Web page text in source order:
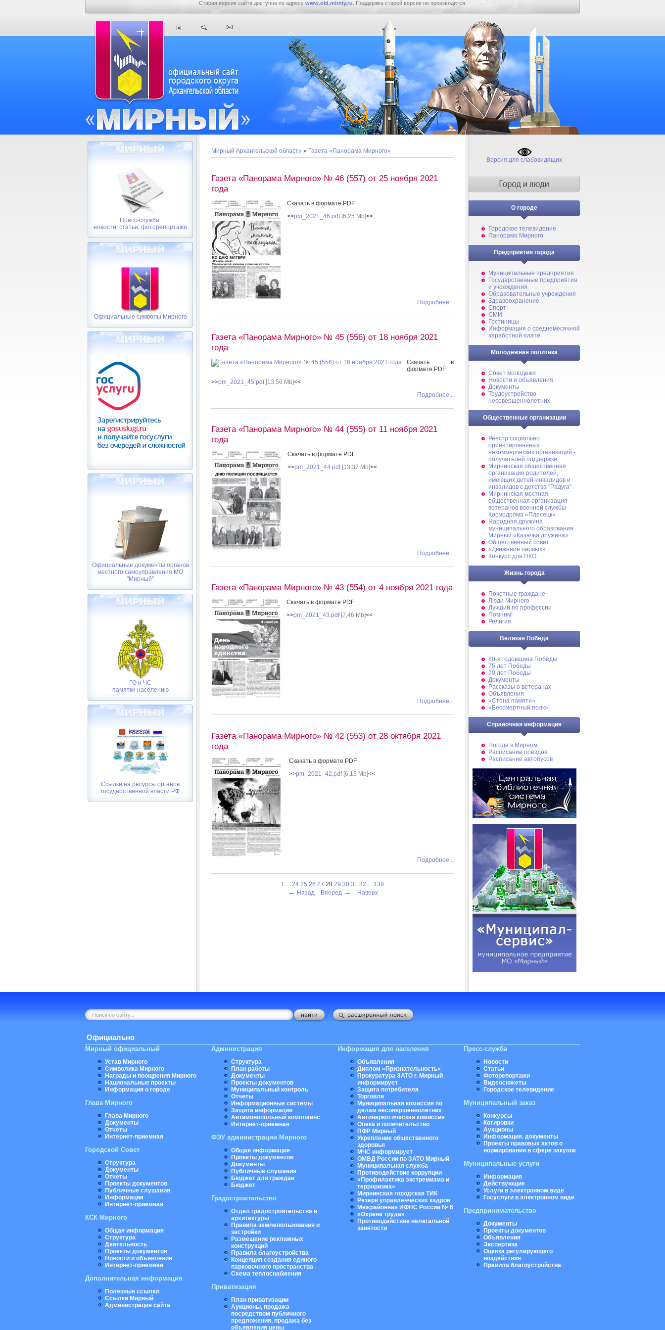
Старая версия сайта доступна по адресу www.old.mirniy.ru . Поддержка старой версии не производится.
Пресс-служба:
новости, статьи, фоторепортажи
Официальные символы Мирного
Официальные документы органов
местного самоуправления МО
"Мирный"
ГО и ЧС
памятки населению
Ссылки на ресурсы органов
государственной власти РФ
Мирный Архангельской области » Газета «Панорама Мирного»
Газета «Панорама Мирного» № 46 (557) от 25 ноября 2021
года
Скачать в формате PDF
>>pm_2021_46.pdf[6,25 Mb]<<
Подробнее...
Газета «Панорама Мирного» № 45 (556) от 18 ноября 2021
года
Скачать в
формате PDF
>>pm_2021_45.pdf[13,56 Mb]<<
Подробнее...
Газета «Панорама Мирного» № 44 (555) от 11 ноября 2021
года
Скачать в формате PDF
>>pm_2021_44.pdf[13,37 Mb]<<
Подробнее...
Газета «Панорама Мирного» № 43 (554) от 4 ноября 2021 года
Скачать в формате PDF
>>pm_2021_43.pdf[7,46 Mb]<<
Подробнее...
Газета «Панорама Мирного» № 42 (553) от 28 октября 2021
года
Скачать в формате PDF
>>pm_2021_42.pdf[6,13 Mb]<<
Подробнее...
1 24 25 26 27 28 29 30 31 32 139
← Назад Вперед → Наверх
Версия для слабовидящих
О городе
Городское телевидение
Панорама Мирного
Предприятия города
Муниципальные предприятия
Государственные предприятия
и учреждения
Образовательные учреждения
Здравоохранение
Спорт
СМИ
Гостиницы
Информация о среднемесячной
заработной плате
Молодежная политика
Совет молодежи
Новости и объявления
Документы
Трудоустройство
несовершеннолетних
Общественные организации
Реестр социально
ориентированных
некоммерческих организаций -
получателей поддержки
Мирнинская общественная
организация родителей,
имеющих детей-инвалидов и
инвалидов с детства "Радуга"
Мирнинская местная
общественная организация
ветеранов военной службы
Космодрома «Плесецк»
Народная дружина
муниципального образования
Мирный «Казачья дружина»
Общественный совет
«Движение первых»
Конкурс для НКО
Жизнь города
Почетные граждане
Люди Мирного
Лучший по профессии
Помним!
Религия
Великая Победа
80-я годовщина Победы
75 лет Победы
70 лет Победы
Документы
Рассказы о ветеранах
Объявления
«Стена памяти»
«Бессмертный полк»
Справочная информация
Погода в Мирном
Расписание поездов
Расписание автобусов
Официально
Мирный официальный
Устав Мирного
Символика Мирного
Награды и поощрения Мирного
Национальные проекты
Информация о городе
Глава Мирного
Глава Мирного
Документы
Отчеты
Интернет-приемная
Городской Совет
Структура
Документы
Отчеты
Проекты документов
Публичные слушания
Информация
Интернет-приемная
КСК Мирного
Общая информация
Структура
Деятельность
Проекты документов
Новости и объявления
Интернет-приемная
Дополнительная информация
Полезные ссылки
Ссылки Мирный
Администрация сайта
Администрация
Структура
План работы
Документы
Проекты документов
Муниципальный контроль
Отчеты
Информационные системы
Защита информации
Антимонопольный комплаенс
Интернет-приемная
ФЭУ администрации Мирного
Общая информация
Проекты документов
Документы
Публичные слушания
Бюджет для граждан
Бюджет
Градостроительство
Отдел градостроительства и
архитектуры
Правила землепользования и
застройки
Размещение рекламных
конструкций
Правила благоустройства
Концепция создания единого
парковочного пространства
Схема теплоснабжения
Приватизация
План приватизации
Аукционы, продажа
посредством публичного
предложения, продажа без
объявления цены
Информация для населения
Объявления
Диплом «Признательность»
Прокуратура ЗАТО г. Мирный
информирует
Защита потребителя
Торговля
Муниципальная комиссия по
делам несовершеннолетних
Антинаркотическая комиссия
Опека и попечительство
ПФР Мирный
Укрепление общественного
здоровья
МЧС информирует
ОМВД России по ЗАТО Мирный
Муниципальная cлужба
Противодействие коррупции
«Профилактика экстремизма и
терроризма»
Мирнинская городская ТИК
Резерв управленческих кадров
Межрайонная ИФНС России № 6
«Охрана труда»
Противодействие нелегальной
занятости
Пресс-служба
Новости
Статьи
Фоторепортажи
Видеосюжеты
Городское телевидение
Муниципальный заказ
Конкурсы
Котировки
Аукционы
Информация, документы
Проекты правовых актов о
нормировании в сфере закупок
Муниципальные услуги
Информация
Действующие
Услуги в электронном виде
Госуслуги в электронном виде
Предпринимательство
Документы
Проекты документов
Объявления
Экспертиза
Оценка регулирующего
воздействия
Правила благоустройства